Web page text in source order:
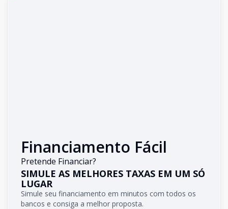
Financiamento Fácil
Pretende Financiar?
SIMULE AS MELHORES TAXAS EM UM SÓ
LUGAR
Simule seu financiamento em minutos com todos os
bancos e consiga a melhor proposta.